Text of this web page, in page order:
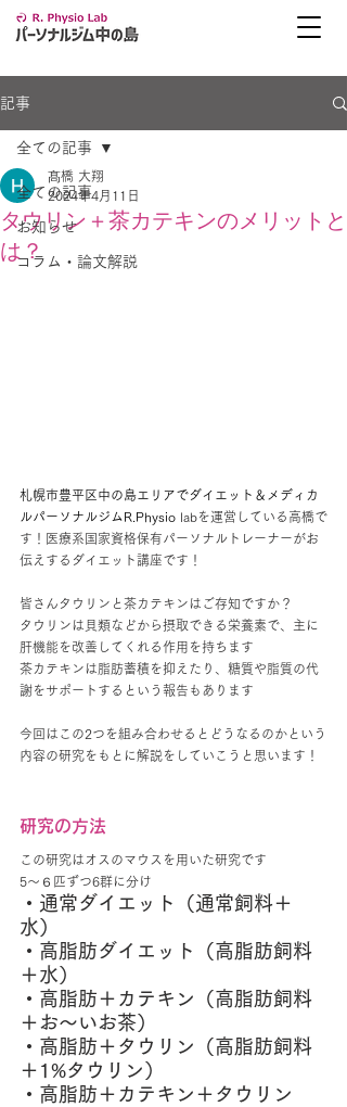
記事
全ての記事
お知らせ
コラム・論文解説
全ての記事
タウリン＋茶カテキンのメリットと
は？
髙橋 大翔
2024年4月11日
札幌市豊平区中の島エリアでダイエット ＆メディカ
ルパーソナルジムR.Physio labを運営している高橋で
す！医療系国家資格保有パーソナルトレーナーがお
伝えするダイエット講座です！
皆さんタウリンと茶カテキンはご存知ですか？
タウリンは貝類などから摂取できる栄養素で、主に
肝機能を改善してくれる作用を持ちます
茶カテキンは脂肪蓄積を抑えたり、糖質や脂質の代
謝をサポートするという報告もあります
今回はこの2つを組み合わせるとどうなるのかという
内容の研究をもとに解説をしていこうと思います！
研究の方法
この研究はオスのマウスを用いた研究です
5〜６匹ずつ6群に分け
・通常ダイエット（通常飼料＋
水）
・高脂肪ダイエット（高脂肪飼料
＋水）
・高脂肪＋カテキン（高脂肪飼料
＋お〜いお茶）
・高脂肪＋タウリン（高脂肪飼料
＋1%タウリン）
・高脂肪＋カテキン＋タウリン